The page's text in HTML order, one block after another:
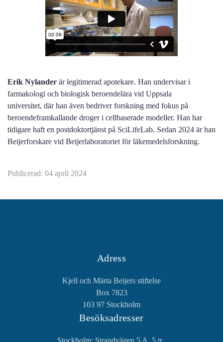
Erik Nylander är legitimerad apotekare. Han undervisar i
farmakologi och biologisk beroendelära vid Uppsala
universitet, där han även bedriver forskning med fokus på
beroendeframkallande droger i cellbaserade modeller. Han har
tidigare haft en postdoktortjänst på SciLifeLab. Sedan 2024 är han
Beijerforskare vid Beijerlaboratoriet för läkemedelsforskning.
Publicerad: 04 april 2024
Adress
Kjell och Märta Beijers stiftelse
Box 7823
103 97 Stockholm
Besöksadresser
Stockholm: Strandvägen 5 A, 5 tr.